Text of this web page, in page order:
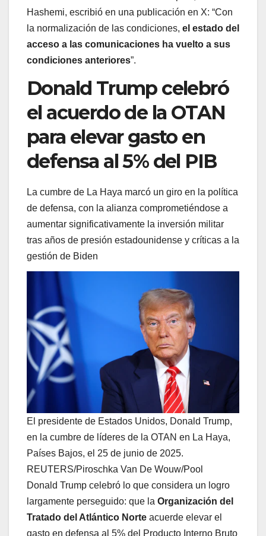
Hashemi, escribió en una publicación en X: “Con
la normalización de las condiciones, el estado del
acceso a las comunicaciones ha vuelto a sus
condiciones anteriores”.
Donald Trump celebró
el acuerdo de la OTAN
para elevar gasto en
defensa al 5% del PIB
La cumbre de La Haya marcó un giro en la política
de defensa, con la alianza comprometiéndose a
aumentar significativamente la inversión militar
tras años de presión estadounidense y críticas a la
gestión de Biden
El presidente de Estados Unidos, Donald Trump,
en la cumbre de líderes de la OTAN en La Haya,
Países Bajos, el 25 de junio de 2025.
REUTERS/Piroschka Van De Wouw/Pool
Donald Trump celebró lo que considera un logro
largamente perseguido: que la Organización del
Tratado del Atlántico Norte acuerde elevar el
gasto en defensa al 5% del Producto Interno Bruto